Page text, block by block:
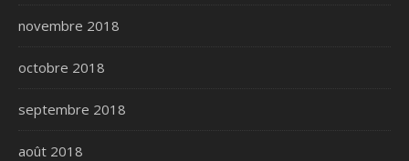
novembre 2018
octobre 2018
septembre 2018
août 2018